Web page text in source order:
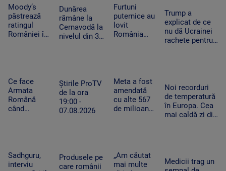
Well. „100
din 10”
pentru
artistul
„Oamenii au
încercat să
se ascundă”
Moody’s
păstrează
ratingul
României în
perspectiva
negativă
Dunărea
rămâne la
Cernavodă la
nivelul din 3
centimetri în
ultimele 3
zile la Paks
Furtuni
puternice au
lovit
România
de ploi
torenţiale
Trump a
explicat de ce
nu dă Ucrainei
rachete pentru
Ce face
Armata
Română
când
16 au 15
minute să
Știrile ProTV
de la ora
19:00 -
07.08.2026
Meta a fost
amendată
cu alte 567
de milioane
descrisă ca
o „pacoste
Noi recorduri
de temperatură
în Europa. Cea
mai caldă zi din
Celsius
Sadhguru,
interviu
Produsele pe
care românii
„Am căutat
mai multe
Medicii trag un